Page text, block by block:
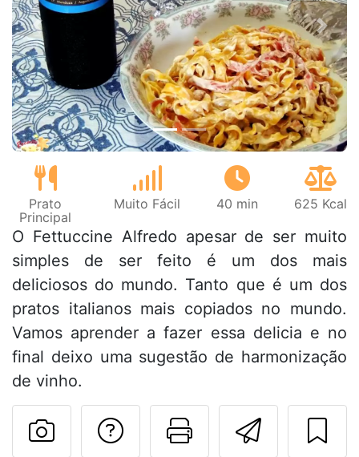
Anterior Next
Prato
Principal
Muito Fácil 40 min 625 Kcal
O Fettuccine Alfredo apesar de ser muito
simples de ser feito é um dos mais
deliciosos do mundo. Tanto que é um dos
pratos italianos mais copiados no mundo.
Vamos aprender a fazer essa delicia e no
final deixo uma sugestão de harmonização
de vinho.
Imprima
Falar com o autor